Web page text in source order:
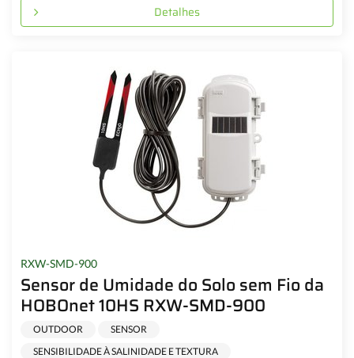
Detalhes
RXW-SMD-900
Sensor de Umidade do Solo sem Fio da
HOBOnet 10HS RXW-SMD-900
OUTDOOR
SENSOR
SENSIBILIDADE À SALINIDADE E TEXTURA